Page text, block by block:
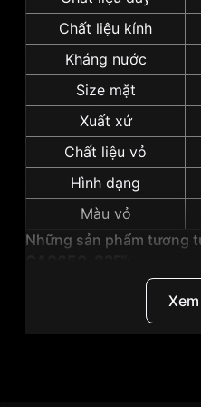
Chất liệu kính
Kháng nước
Size mặt
Xuất xứ
Chất liệu vỏ
Hình dạng
Màu vỏ
Những sản phẩm tương